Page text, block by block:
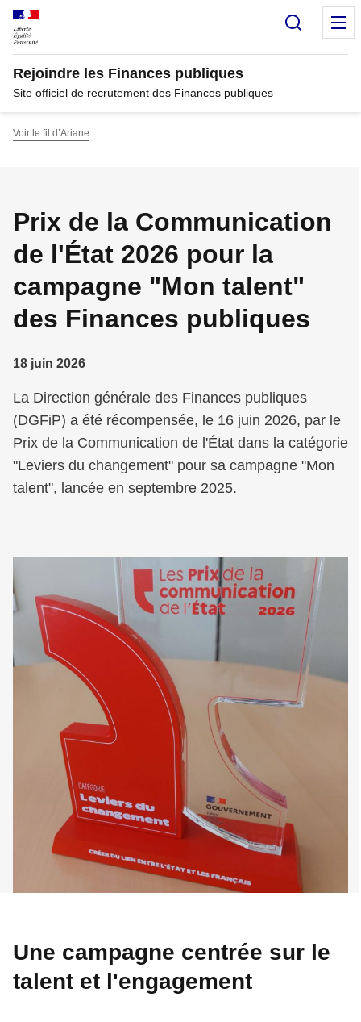
Panneau de gestion des cookies
Rejoindre les Finances publiques
Site officiel de recrutement des Finances publiques
Voir le fil d’Ariane
Prix de la Communication
de l'État 2026 pour la
campagne "Mon talent"
des Finances publiques
18 juin 2026
La Direction générale des Finances publiques
(DGFiP) a été récompensée, le 16 juin 2026, par le
Prix de la Communication de l'État dans la catégorie
"Leviers du changement" pour sa campagne "Mon
talent", lancée en septembre 2025.
Une campagne centrée sur le
talent et l'engagement